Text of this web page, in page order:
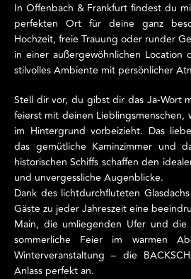
In Offenbach & Frankfurt findest du
perfekten Ort für deine ganz
Hochzeit, freie Trauung oder runder
in einer außergewöhnlichen
stilvolles Ambiente mit persönlicher
Stell dir vor, du gibst dir das Ja-Wort
feierst mit deinen Lieblingsmenschen,
im Hintergrund vorbeizieht. Das
das gemütliche Kaminzimmer und
historischen Schiffs schaffen den
und unvergessliche Augenblicke.
Dank des lichtdurchfluteten
Gäste zu jeder Jahreszeit eine
Main, die umliegenden Ufer und die
sommerliche Feier im warmen
Winterveranstaltung – die
Anlass perfekt an.